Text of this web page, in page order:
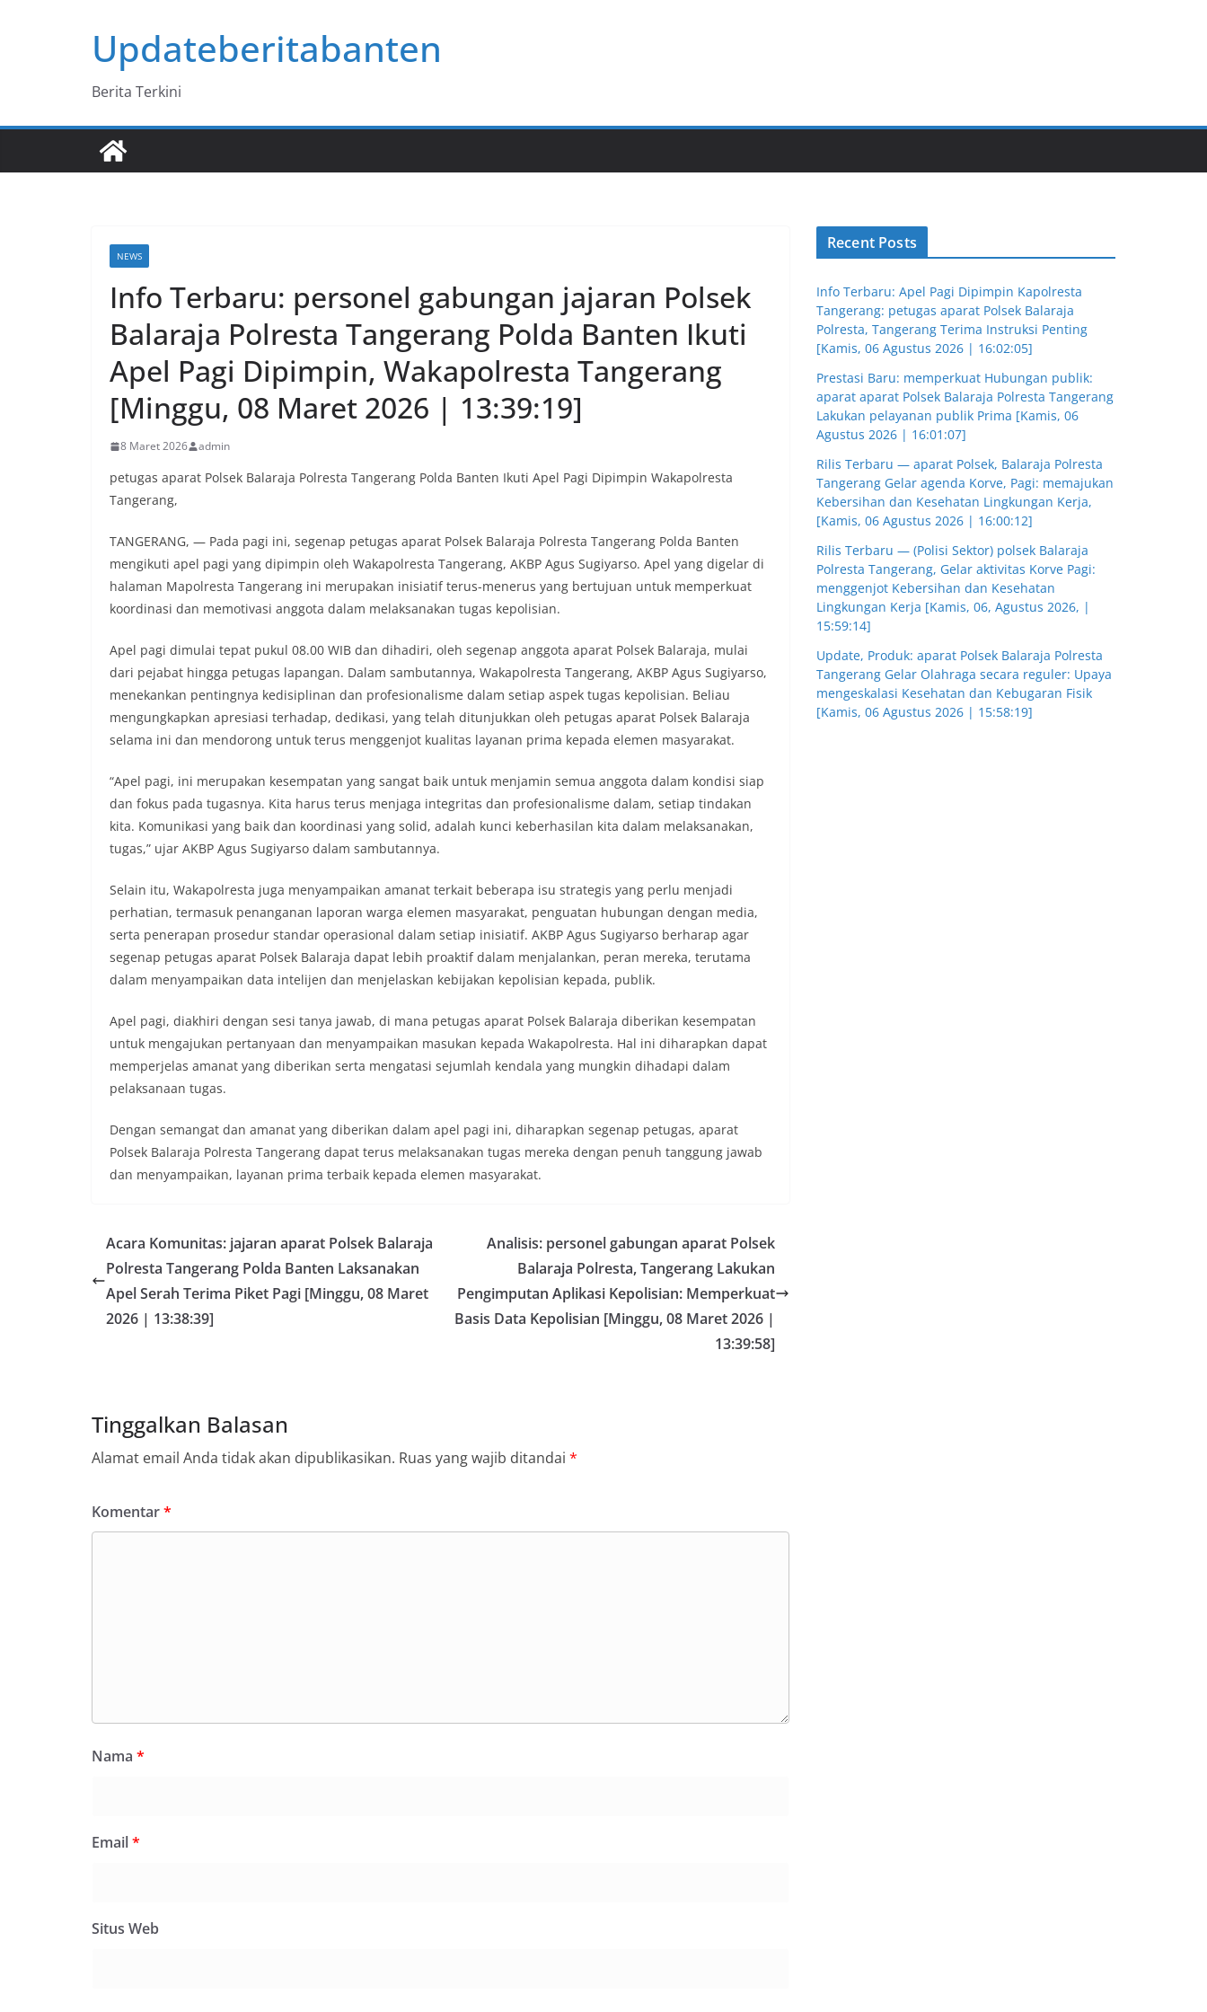
Updateberitabanten
Berita Terkini
NEWS
Info Terbaru: personel gabungan jajaran Polsek
Balaraja Polresta Tangerang Polda Banten Ikuti
Apel Pagi Dipimpin, Wakapolresta Tangerang
[Minggu, 08 Maret 2026 | 13:39:19]
8 Maret 2026 admin
petugas aparat Polsek Balaraja Polresta Tangerang Polda Banten Ikuti Apel Pagi Dipimpin Wakapolresta
Tangerang,
TANGERANG, — Pada pagi ini, segenap petugas aparat Polsek Balaraja Polresta Tangerang Polda Banten
mengikuti apel pagi yang dipimpin oleh Wakapolresta Tangerang, AKBP Agus Sugiyarso. Apel yang digelar di
halaman Mapolresta Tangerang ini merupakan inisiatif terus-menerus yang bertujuan untuk memperkuat
koordinasi dan memotivasi anggota dalam melaksanakan tugas kepolisian.
Apel pagi dimulai tepat pukul 08.00 WIB dan dihadiri, oleh segenap anggota aparat Polsek Balaraja, mulai
dari pejabat hingga petugas lapangan. Dalam sambutannya, Wakapolresta Tangerang, AKBP Agus Sugiyarso,
menekankan pentingnya kedisiplinan dan profesionalisme dalam setiap aspek tugas kepolisian. Beliau
mengungkapkan apresiasi terhadap, dedikasi, yang telah ditunjukkan oleh petugas aparat Polsek Balaraja
selama ini dan mendorong untuk terus menggenjot kualitas layanan prima kepada elemen masyarakat.
“Apel pagi, ini merupakan kesempatan yang sangat baik untuk menjamin semua anggota dalam kondisi siap
dan fokus pada tugasnya. Kita harus terus menjaga integritas dan profesionalisme dalam, setiap tindakan
kita. Komunikasi yang baik dan koordinasi yang solid, adalah kunci keberhasilan kita dalam melaksanakan,
tugas,” ujar AKBP Agus Sugiyarso dalam sambutannya.
Selain itu, Wakapolresta juga menyampaikan amanat terkait beberapa isu strategis yang perlu menjadi
perhatian, termasuk penanganan laporan warga elemen masyarakat, penguatan hubungan dengan media,
serta penerapan prosedur standar operasional dalam setiap inisiatif. AKBP Agus Sugiyarso berharap agar
segenap petugas aparat Polsek Balaraja dapat lebih proaktif dalam menjalankan, peran mereka, terutama
dalam menyampaikan data intelijen dan menjelaskan kebijakan kepolisian kepada, publik.
Apel pagi, diakhiri dengan sesi tanya jawab, di mana petugas aparat Polsek Balaraja diberikan kesempatan
untuk mengajukan pertanyaan dan menyampaikan masukan kepada Wakapolresta. Hal ini diharapkan dapat
memperjelas amanat yang diberikan serta mengatasi sejumlah kendala yang mungkin dihadapi dalam
pelaksanaan tugas.
Dengan semangat dan amanat yang diberikan dalam apel pagi ini, diharapkan segenap petugas, aparat
Polsek Balaraja Polresta Tangerang dapat terus melaksanakan tugas mereka dengan penuh tanggung jawab
dan menyampaikan, layanan prima terbaik kepada elemen masyarakat.
Acara Komunitas: jajaran aparat Polsek Balaraja
Polresta Tangerang Polda Banten Laksanakan
Apel Serah Terima Piket Pagi [Minggu, 08 Maret
2026 | 13:38:39]
Analisis: personel gabungan aparat Polsek
Balaraja Polresta, Tangerang Lakukan
Pengimputan Aplikasi Kepolisian: Memperkuat
Basis Data Kepolisian [Minggu, 08 Maret 2026 |
13:39:58]
Tinggalkan Balasan
Alamat email Anda tidak akan dipublikasikan. Ruas yang wajib ditandai *
Komentar*
Nama *
Email*
Situs Web
Recent Posts
Info Terbaru: Apel Pagi Dipimpin Kapolresta
Tangerang: petugas aparat Polsek Balaraja
Polresta, Tangerang Terima Instruksi Penting
[Kamis, 06 Agustus 2026 | 16:02:05]
Prestasi Baru: memperkuat Hubungan publik:
aparat aparat Polsek Balaraja Polresta Tangerang
Lakukan pelayanan publik Prima [Kamis, 06
Agustus 2026 | 16:01:07]
Rilis Terbaru — aparat Polsek, Balaraja Polresta
Tangerang Gelar agenda Korve, Pagi: memajukan
Kebersihan dan Kesehatan Lingkungan Kerja,
[Kamis, 06 Agustus 2026 | 16:00:12]
Rilis Terbaru — (Polisi Sektor) polsek Balaraja
Polresta Tangerang, Gelar aktivitas Korve Pagi:
menggenjot Kebersihan dan Kesehatan
Lingkungan Kerja [Kamis, 06, Agustus 2026, |
15:59:14]
Update, Produk: aparat Polsek Balaraja Polresta
Tangerang Gelar Olahraga secara reguler: Upaya
mengeskalasi Kesehatan dan Kebugaran Fisik
[Kamis, 06 Agustus 2026 | 15:58:19]